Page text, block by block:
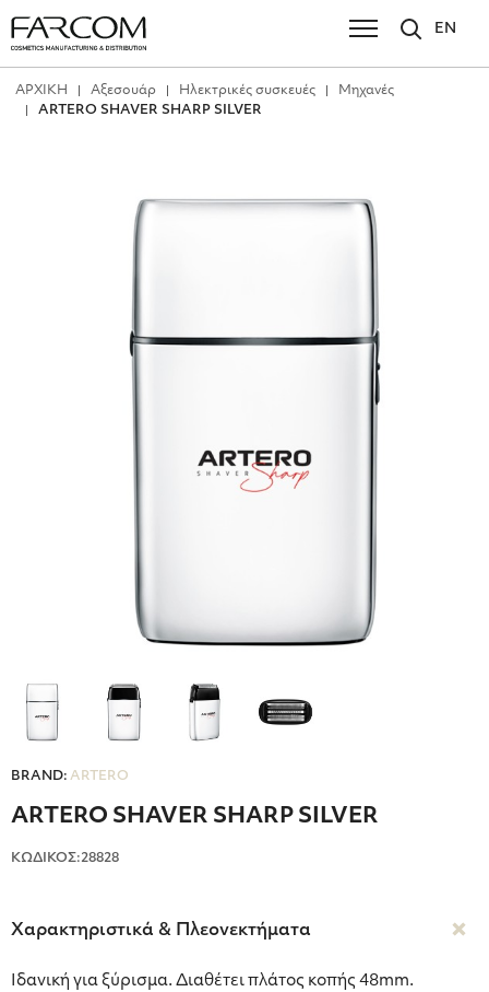
EN
ΑΡΧΙΚΗ Αξεσουάρ Ηλεκτρικές συσκευές
Μηχανές
ARTERO SHAVER SHARP SILVER
BRAND: ARTERO
ARTERO SHAVER SHARP SILVER
ΚΩΔΙΚΟΣ:28828
Χαρακτηριστικά & Πλεονεκτήματα
Ιδανική για ξύρισμα. Διαθέτει πλάτος κοπής 48mm.